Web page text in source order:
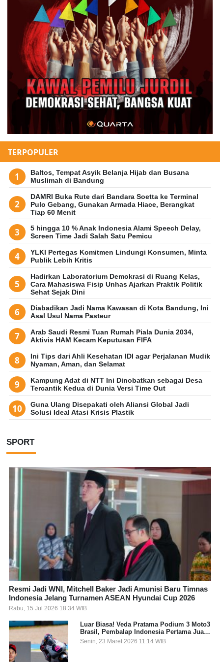
TERPOPULER
Baltos, Tempat Asyik Belanja Hijab dan Busana
Muslimah di Bandung
DAMRI Buka Rute dari Bandara Soetta ke Terminal
Pulo Gebang, Gunakan Armada Hiace, Berangkat
Tiap 60 Menit
5 hingga 10 % Anak Indonesia Alami Speech Delay,
Screen Time Jadi Salah Satu Pemicu
YLKI Pertegas Komitmen Lindungi Konsumen, Minta
Publik Lebih Kritis
Hadirkan Laboratorium Demokrasi di Ruang Kelas,
Cara Mahasiswa Fisip Unhas Ajarkan Praktik Politik
Sehat Sejak Dini
Diabadikan Jadi Nama Kawasan di Kota Bandung, Ini
Asal Usul Nama Pasteur
Arab Saudi Resmi Tuan Rumah Piala Dunia 2034,
Aktivis HAM Kecam Keputusan FIFA
Ini Tips dari Ahli Kesehatan IDI agar Perjalanan Mudik
Nyaman, Aman, dan Selamat
Kampung Adat di NTT Ini Dinobatkan sebagai Desa
Tercantik Kedua di Dunia Versi Time Out
Guna Ulang Disepakati oleh Aliansi Global Jadi
Solusi Ideal Atasi Krisis Plastik
SPORT
Resmi Jadi WNI, Mitchell Baker Jadi Amunisi Baru Timnas
Indonesia Jelang Turnamen ASEAN Hyundai Cup 2026
Rabu, 15 Jul 2026 18:34 WIB
Luar Biasa! Veda Pratama Podium 3 Moto3
Brasil, Pembalap Indonesia Pertama Juara
Grand Prix
Senin, 23 Maret 2026 11:14 WIB